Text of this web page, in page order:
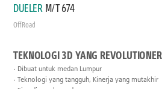
DUELER M/T 674
Off Road
TEKNOLOGI 3D YANG REVOLUTIONER
Dibuat untuk medan Lumpur
Teknologi yang tangguh, Kinerja yang mutakhir